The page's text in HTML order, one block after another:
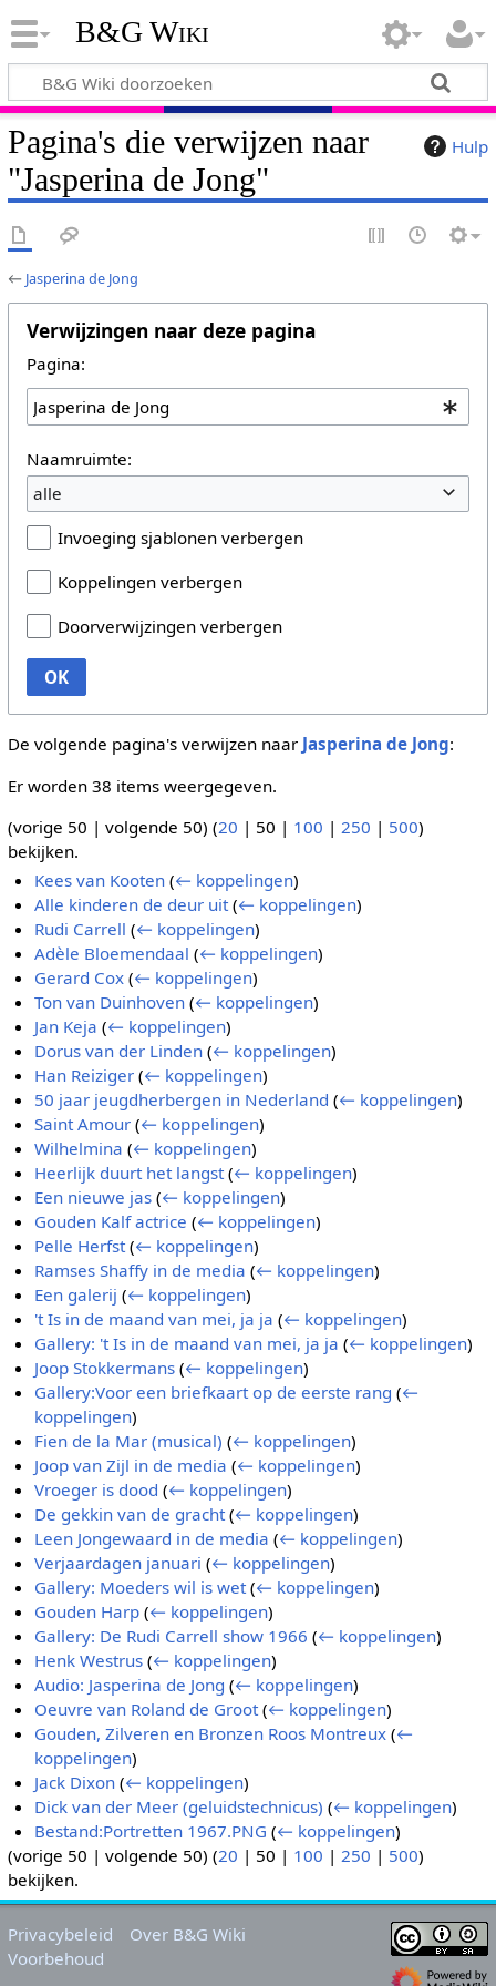
B&G Wiki
Hulp
Pagina's die verwijzen naar
"Jasperina de Jong"
← Jasperina de Jong
Verwijzingen naar deze pagina
Pagina:
Naamruimte:
alle
Invoeging sjablonen verbergen
Koppelingen verbergen
Doorverwijzingen verbergen
OK
De volgende pagina's verwijzen naar Jasperina de Jong:
Er worden 38 items weergegeven.
(vorige 50 | volgende 50) (20 | 50 | 100 | 250 | 500)
bekijken.
Kees van Kooten (← koppelingen)
Alle kinderen de deur uit (← koppelingen)
Rudi Carrell (← koppelingen)
Adèle Bloemendaal (← koppelingen)
Gerard Cox (← koppelingen)
Ton van Duinhoven (← koppelingen)
Jan Keja (← koppelingen)
Dorus van der Linden (← koppelingen)
Han Reiziger (← koppelingen)
50 jaar jeugdherbergen in Nederland (← koppelingen)
Saint Amour (← koppelingen)
Wilhelmina (← koppelingen)
Heerlijk duurt het langst (← koppelingen)
Een nieuwe jas (← koppelingen)
Gouden Kalf actrice (← koppelingen)
Pelle Herfst (← koppelingen)
Ramses Shaffy in de media (← koppelingen)
Een galerij (← koppelingen)
't Is in de maand van mei, ja ja (← koppelingen)
Gallery: 't Is in de maand van mei, ja ja (← koppelingen)
Joop Stokkermans (← koppelingen)
Gallery:Voor een briefkaart op de eerste rang (←
koppelingen)
Fien de la Mar (musical) (← koppelingen)
Joop van Zijl in de media (← koppelingen)
Vroeger is dood (← koppelingen)
De gekkin van de gracht (← koppelingen)
Leen Jongewaard in de media (← koppelingen)
Verjaardagen januari (← koppelingen)
Gallery: Moeders wil is wet (← koppelingen)
Gouden Harp (← koppelingen)
Gallery: De Rudi Carrell show 1966 (← koppelingen)
Henk Westrus (← koppelingen)
Audio: Jasperina de Jong (← koppelingen)
Oeuvre van Roland de Groot (← koppelingen)
Gouden, Zilveren en Bronzen Roos Montreux (←
koppelingen)
Jack Dixon (← koppelingen)
Dick van der Meer (geluidstechnicus) (← koppelingen)
Bestand:Portretten 1967.PNG (← koppelingen)
(vorige 50 | volgende 50) (20 | 50 | 100 | 250 | 500)
bekijken.
Privacybeleid
Over B&G Wiki
Voorbehoud